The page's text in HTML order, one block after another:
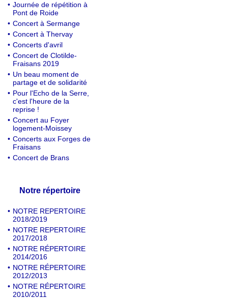
• Journée de répétition à
Pont de Roide
• Concert à Sermange
• Concert à Thervay
• Concerts d'avril
• Concert de Clotilde-
Fraisans 2019
• Un beau moment de
partage et de solidarité
• Pour l'Echo de la Serre,
c'est l'heure de la
reprise !
• Concert au Foyer
logement-Moissey
• Concerts aux Forges de
Fraisans
• Concert de Brans
Notre répertoire
• NOTRE REPERTOIRE
2018/2019
• NOTRE REPERTOIRE
2017/2018
• NOTRE RÉPERTOIRE
2014/2016
• NOTRE RÉPERTOIRE
2012/2013
• NOTRE RÉPERTOIRE
2010/2011